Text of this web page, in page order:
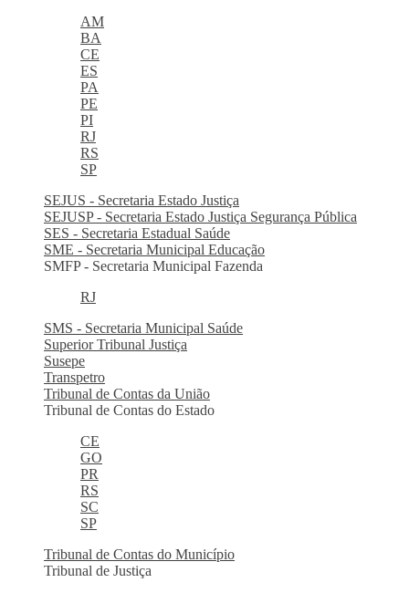
AM
BA
CE
ES
PA
PE
PI
RJ
RS
SP
SEJUS - Secretaria Estado Justiça
SEJUSP - Secretaria Estado Justiça Segurança Pública
SES - Secretaria Estadual Saúde
SME - Secretaria Municipal Educação
SMFP - Secretaria Municipal Fazenda
RJ
SMS - Secretaria Municipal Saúde
Superior Tribunal Justiça
Susepe
Transpetro
Tribunal de Contas da União
Tribunal de Contas do Estado
CE
GO
PR
RS
SC
SP
Tribunal de Contas do Município
Tribunal de Justiça